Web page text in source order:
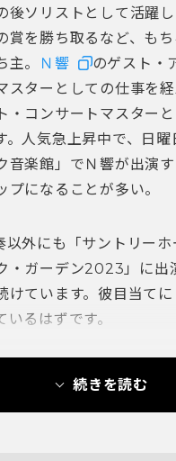
後ソリストとして活躍し
賞を勝ち取るなど、も
。
Ｎ響
のゲスト・
スターとしての仕事を
・コンサートマスター
。人気急上昇中で、日
音楽館」でＮ響が出演
プになることが多い。
以外にも「サントリーホ
・ガーデン2023」に出
けています。彼目当て
いるはずです。
続きを読む